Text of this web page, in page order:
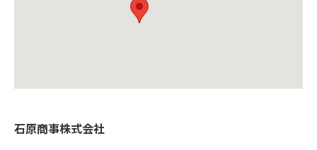
石原商事株式会社